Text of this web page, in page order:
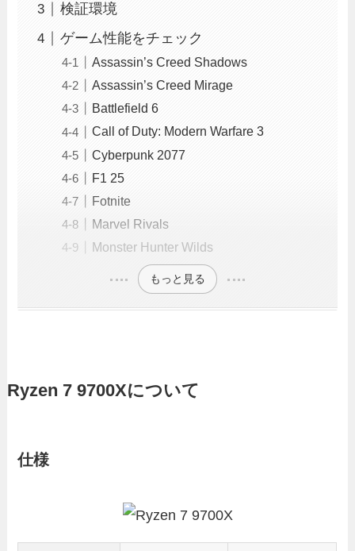
検証環境
ゲーム性能をチェック
Assassin’s Creed Shadows
Assassin’s Creed Mirage
Battlefield 6
Call of Duty: Modern Warfare 3
Cyberpunk 2077
F1 25
Fotnite
Marvel Rivals
Monster Hunter Wilds
もっと見る
Ryzen 7 9700Xについて
仕様